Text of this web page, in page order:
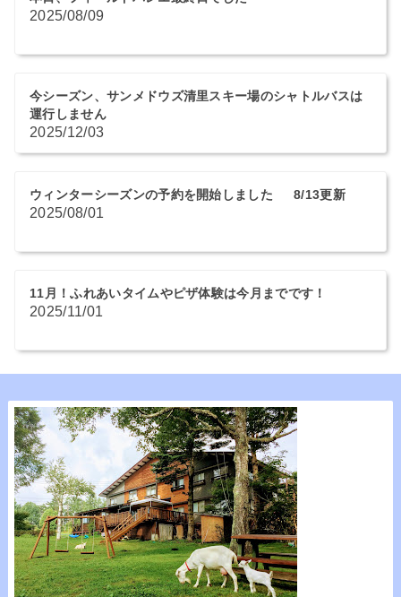
2025/08/09
今シーズン、サンメドウズ清里スキー場のシャトルバスは
運行しません
2025/12/03
ウィンターシーズンの予約を開始しました 8/13更新
2025/08/01
11月！ふれあいタイムやピザ体験は今月までです！
2025/11/01